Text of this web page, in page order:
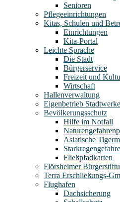
Senioren
Pflegeeinrichtungen
Kitas, Schulen und
Einrichtungen
Kita-Portal
Leichte Sprache
Die Stadt
Bürgerservice
Freizeit und
Wirtschaft
Hallenverwaltung
Eigenbetrieb Stadtwerke
Bevölkerungsschutz
Hilfe im Notfall
Asiatische
Fließpfadkarten
Flörsheimer
Terra Erschließungs-
Flughafen
Dachsicherung